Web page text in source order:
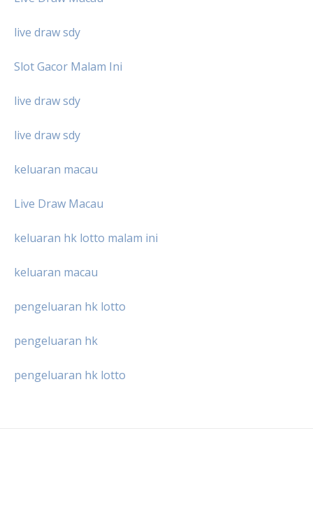
live draw sdy
Slot Gacor Malam Ini
live draw sdy
live draw sdy
keluaran macau
Live Draw Macau
keluaran hk lotto malam ini
keluaran macau
pengeluaran hk lotto
pengeluaran hk
pengeluaran hk lotto